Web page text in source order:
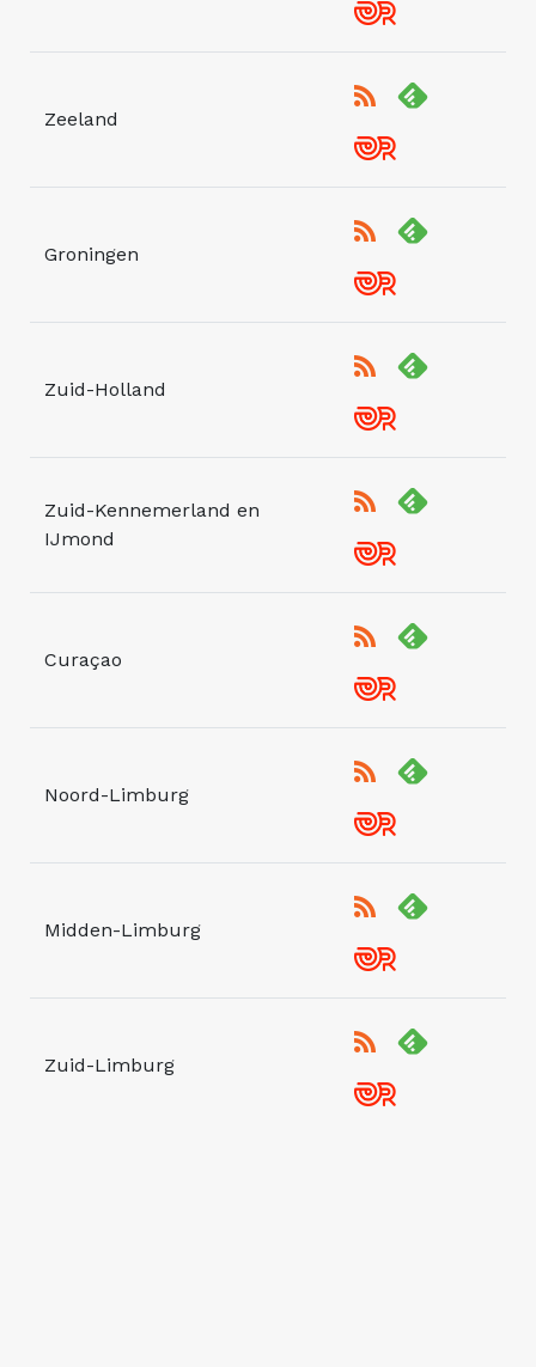
Zeeland
Groningen
Zuid-Holland
Zuid-Kennemerland en
IJmond
Curaçao
Noord-Limburg
Midden-Limburg
Zuid-Limburg